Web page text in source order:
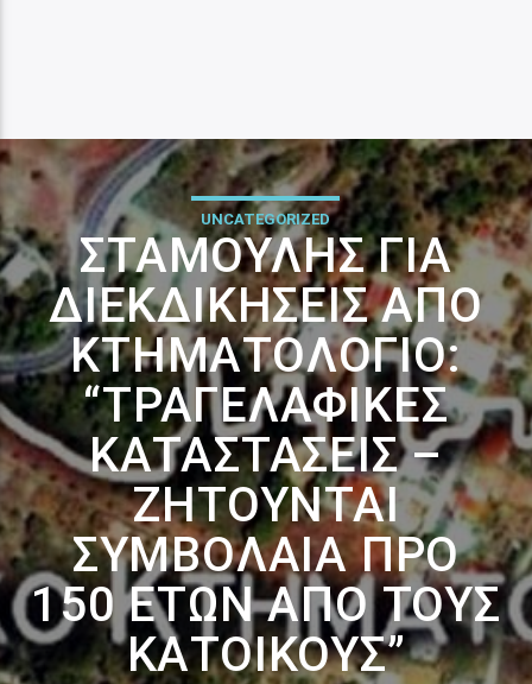
UNCATEGORIZED
ΣΤΑΜΟΎΛΗΣ ΓΙΑ
ΔΙΕΚΔΙΚΉΣΕΙΣ ΑΠΟ
ΚΤΗΜΑΤΟΛΌΓΙΟ:
“ΤΡΑΓΕΛΑΦΙΚΈΣ
ΚΑΤΑΣΤΆΣΕΙΣ –
ΖΗΤΟΎΝΤΑΙ
ΣΥΜΒΌΛΑΙΑ ΠΡΟ
150 ΕΤΏΝ ΑΠΟ ΤΟΥΣ
ΚΑΤΟΊΚΟΥΣ”